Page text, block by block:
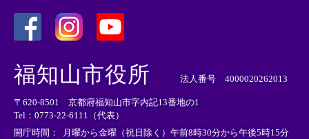
外
部
リ
ン
ク
＞
外
リ
ン
ク
＞
外
部
ン
ク
＞
福知山市役所 法人番号 4000020262013
〒620-8501 京都府福知山市字内記13番地の1
Tel：0773-22-6111（代表）
開庁時間：
月曜から金曜（祝日除く）午前8時30分から午後5時15分